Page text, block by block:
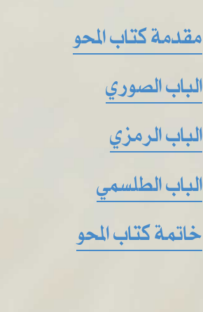
مقدمة كتاب المحو
الباب الصوري
الباب الرمزي
الباب الطلسمي
خاتمة كتاب المحو